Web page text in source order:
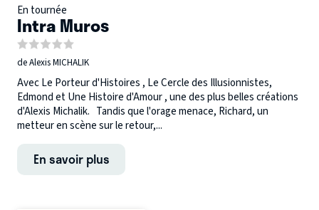
En tournée
Intra Muros
de Alexis MICHALIK
Avec Le Porteur d'Histoires , Le Cercle des Illusionnistes,
Edmond et Une Histoire d'Amour , une des plus belles créations
d'Alexis Michalik. Tandis que l'orage menace, Richard, un
metteur en scène sur le retour,...
En savoir plus